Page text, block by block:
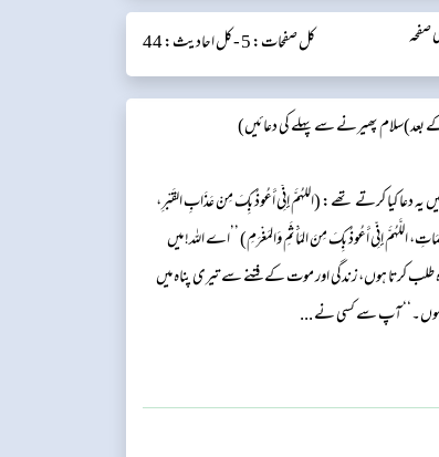
کل صفحات: 5 - کل احادیث: 44
پھیرنے سے پہلے کی دعائیں)
دعا کیا کرتے تھے: (اللَّهُمَّ إِنِّي أَعُوذُ بِكَ مِنْ عَذَابِ القَبْرِ،
اللَّهُمَّ إِنِّي أَعُوذُ بِكَ مِنَ المَأْثَمِ وَالمَغْرَمِ) ’’اے اللہ! میں
طلب کرتا ہوں، زندگی اور موت کے فتنے سے تیری پناہ میں
ہوں۔‘‘ آپ سے کسی نے ...